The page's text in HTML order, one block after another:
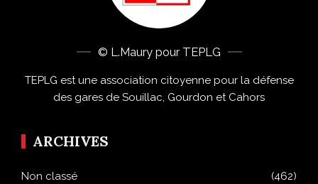
© L.Maury pour TEPLG
TEPLG est une association citoyenne pour la défense
des gares de Souillac, Gourdon et Cahors
ARCHIVES
Non classé
(462)